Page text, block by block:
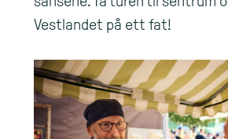
Vestlandet på ett fat!